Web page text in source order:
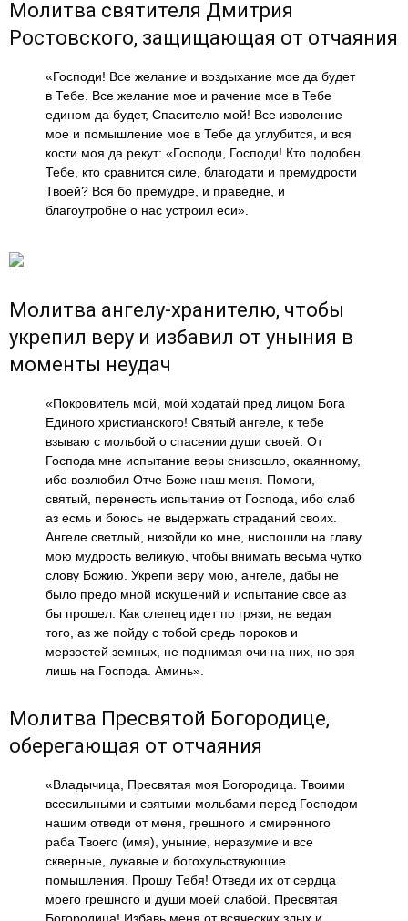
Молитва святителя Дмитрия
Ростовского, защищающая от отчаяния
«Господи! Все желание и воздыхание мое да будет
в Тебе. Все желание мое и рачение мое в Тебе
едином да будет, Спасителю мой! Все изволение
мое и помышление мое в Тебе да углубится, и вся
кости моя да рекут: «Господи, Господи! Кто подобен
Тебе, кто сравнится силе, благодати и премудрости
Твоей? Вся бо премудре, и праведне, и
благоутробне о нас устроил еси».
Молитва ангелу-хранителю, чтобы
укрепил веру и избавил от уныния в
моменты неудач
«Покровитель мой, мой ходатай пред лицом Бога
Единого христианского! Святый ангеле, к тебе
взываю с мольбой о спасении души своей. От
Господа мне испытание веры снизошло, окаянному,
ибо возлюбил Отче Боже наш меня. Помоги,
святый, перенесть испытание от Господа, ибо слаб
аз есмь и боюсь не выдержать страданий своих.
Ангеле светлый, низойди ко мне, ниспошли на главу
мою мудрость великую, чтобы внимать весьма чутко
слову Божию. Укрепи веру мою, ангеле, дабы не
было предо мной искушений и испытание свое аз
бы прошел. Как слепец идет по грязи, не ведая
того, аз же пойду с тобой средь пороков и
мерзостей земных, не поднимая очи на них, но зря
лишь на Господа. Аминь».
Молитва Пресвятой Богородице,
оберегающая от отчаяния
«Владычица, Пресвятая моя Богородица. Твоими
всесильными и святыми мольбами перед Господом
нашим отведи от меня, грешного и смиренного
раба Твоего (имя), уныние, неразумие и все
скверные, лукавые и богохульствующие
помышления. Прошу Тебя! Отведи их от сердца
моего грешного и души моей слабой. Пресвятая